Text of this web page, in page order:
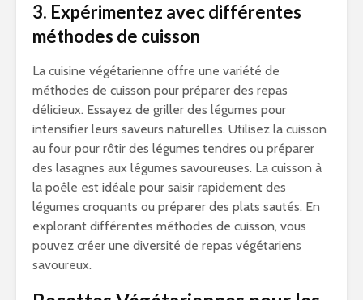
3. Expérimentez avec différentes
méthodes de cuisson
La cuisine végétarienne offre une variété de
méthodes de cuisson pour préparer des repas
délicieux. Essayez de griller des légumes pour
intensifier leurs saveurs naturelles. Utilisez la cuisson
au four pour rôtir des légumes tendres ou préparer
des lasagnes aux légumes savoureuses. La cuisson à
la poêle est idéale pour saisir rapidement des
légumes croquants ou préparer des plats sautés. En
explorant différentes méthodes de cuisson, vous
pouvez créer une diversité de repas végétariens
savoureux.